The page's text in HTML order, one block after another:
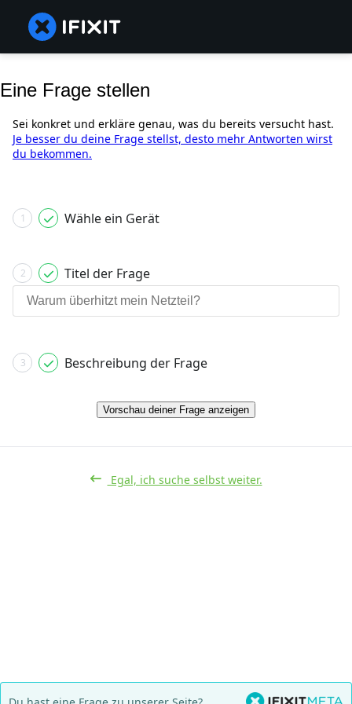
Eine Frage stellen
Sei konkret und erkläre genau, was du bereits versucht hast.
Je besser du deine Frage stellst, desto mehr Antworten wirst
du bekommen.
1 Wähle ein Gerät
2 Titel der Frage
3 Beschreibung der Frage
Vorschau deiner Frage anzeigen
Egal, ich suche selbst weiter.